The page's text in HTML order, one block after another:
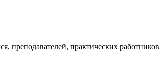
преподавателей, практических